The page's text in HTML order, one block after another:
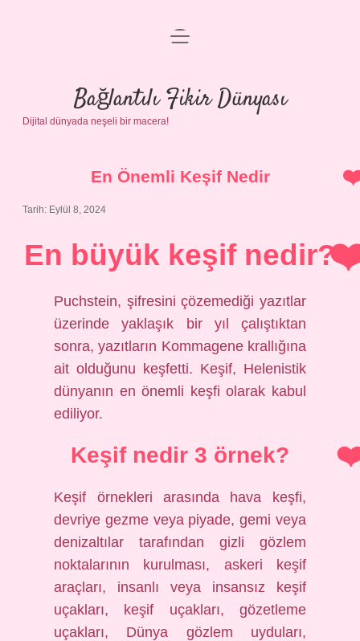
Anasayfa
Gizlilik Politikası
Yasal Uyarı
menüyü
Bağlantılı Fikir Dünyası
Dijital dünyada neşeli bir macera!
En Önemli Keşif Nedir
Tarih: Eylül 8, 2024
En büyük keşif nedir?
Puchstein, şifresini çözemediği yazıtlar
üzerinde yaklaşık bir yıl çalıştıktan
sonra, yazıtların Kommagene krallığına
ait olduğunu keşfetti. Keşif, Helenistik
dünyanın en önemli keşfi olarak kabul
ediliyor.
Keşif nedir 3 örnek?
Keşif örnekleri arasında hava keşfi,
devriye gezme veya piyade, gemi veya
denizaltılar tarafından gizli gözlem
noktalarının kurulması, askeri keşif
araçları, insanlı veya insansız keşif
uçakları, keşif uçakları, gözetleme
uçakları, Dünya gözlem uyduları,